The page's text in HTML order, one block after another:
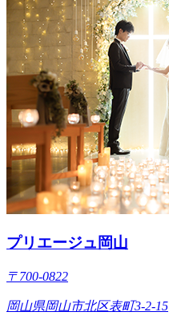
プリエージュ岡山
〒700-0822
岡山県岡山市北区表町3-2-15